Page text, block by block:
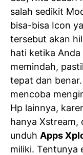
salah sedikit
bisa-bisa Icon
tersebut akan
hati ketika
memindah,
tepat dan
mencoba
Hp lainnya,
hanya Xstream,
unduh Apps
miliki. Tentunya